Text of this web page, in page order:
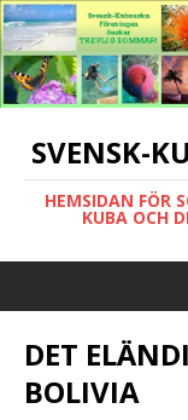
SVENSK-
HEMSIDAN FÖR
KUBA OCH
DET
BOLIVIA